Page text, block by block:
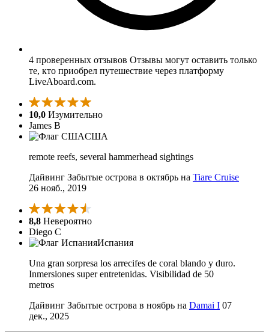
4 проверенных отзывов Отзывы могут оставить только
те, кто приобрел путешествие через платформу
LiveAboard.com.
10,0 Изумительно
James B
США
remote reefs, several hammerhead sightings
Дайвинг Забытые острова в октябрь на Tiare Cruise
26 нояб., 2019
8,8 Невероятно
Diego C
Испания
Una gran sorpresa los arrecifes de coral blando y duro.
Inmersiones super entretenidas. Visibilidad de 50
metros
Дайвинг Забытые острова в ноябрь на Damai I 07
дек., 2025